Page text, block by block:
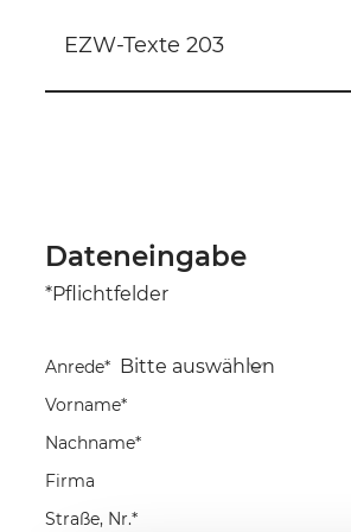
EZW-Texte 203
Dateneingabe
*Pflichtfelder
Anrede*
Vorname*
Nachname*
Firma
Straße, Nr.*